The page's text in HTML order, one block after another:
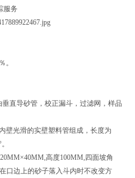
服务
。
垂直导砂管，校正漏斗，过滤网，样品
壁光滑的实壁塑料管组成，长度为
高度100MM,四面坡角
口边上的砂子落入斗内时不改变方